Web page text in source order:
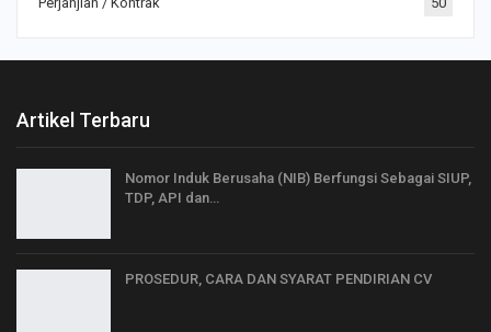
Artikel Terbaru
Nomor Induk Berusaha (NIB) Berfungsi Sebagai SIUP,
TDP, API dan…
PROSEDUR, CARA DAN SYARAT PENDIRIAN CV